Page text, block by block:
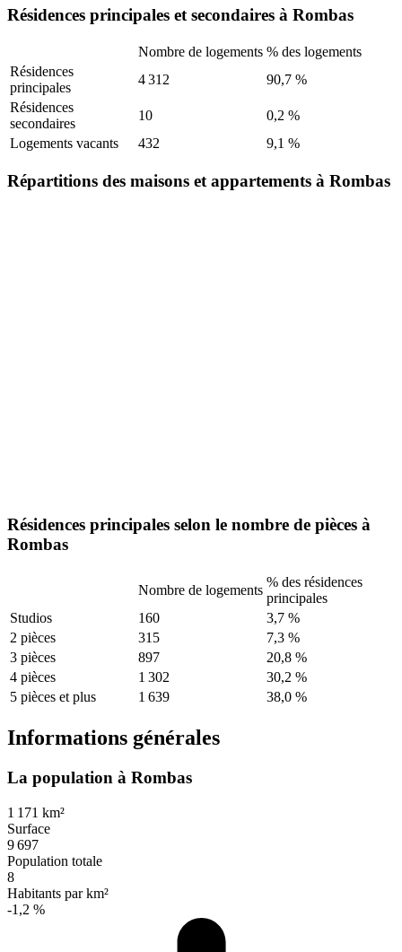
Résidences principales et secondaires à Rombas
Nombre de logements % des logements
Résidences
principales
4 312
90,7 %
Résidences
secondaires
10
0,2 %
Logements vacants
432 9,1 %
Répartitions des maisons et appartements à Rombas
Résidences principales selon le nombre de pièces à
Rombas
Nombre de logements
% des résidences
principales
Studios
160
3,7 %
2 pièces
315
7,3 %
3 pièces
897
20,8 %
4 pièces
1 302
30,2 %
5 pièces et plus
1 639 38,0 %
Informations générales
La population à Rombas
1 171 km²
Surface
9 697
Population totale
8
Habitants par km²
-1,2 %